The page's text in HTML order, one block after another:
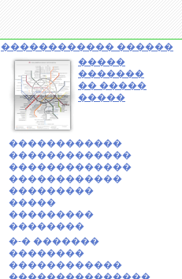
������������ ������
�����
�������
�� �����
�����
������������
�������������
�������������
������������
���������
�����
���������
��������
�-� �������
��������
������������
���������������